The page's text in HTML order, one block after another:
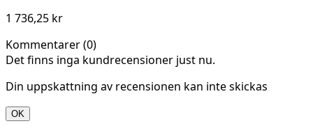
1 736,25 kr
Kommentarer (0)
Det finns inga kundrecensioner just nu.
Din uppskattning av recensionen kan inte skickas
OK